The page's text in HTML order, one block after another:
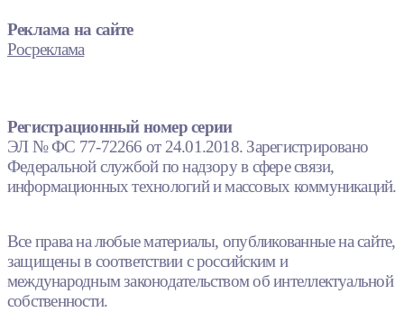
Реклама на сайте
Росреклама
Регистрационный номер серии
ЭЛ № ФС 77-72266 от 24.01.2018. Зарегистрировано
Федеральной службой по надзору в сфере связи,
информационных технологий и массовых коммуникаций.
Все права на любые материалы, опубликованные на сайте,
защищены в соответствии с российским и
международным законодательством об интеллектуальной
собственности.